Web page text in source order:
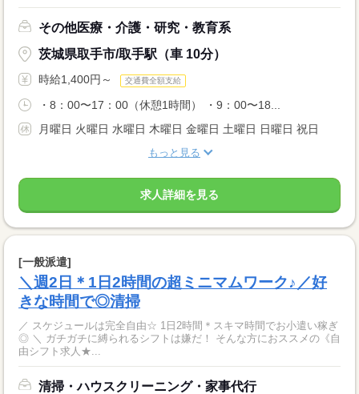
その他医療・介護・研究・教育系
茨城県取手市/取手駅（車 10分）
時給1,400円～ 交通費全額支給
・8：00〜17：00（休憩1時間） ・9：00〜18...
月曜日 火曜日 水曜日 木曜日 金曜日 土曜日 日曜日 祝日
もっと見る
求人詳細を見る
[一般派遣]
＼週2日＊1日2時間の超ミニマムワーク♪／好
きな時間で◎清掃
／ スケジュールは完全自由☆ 1日2時間＊スキマ時間でお小遣い稼ぎ
◎ ＼ ガチガチに縛られるシフトは嫌だ！ そんな方におススメの《自
由シフト求人★...
清掃・ハウスクリーニング・家事代行